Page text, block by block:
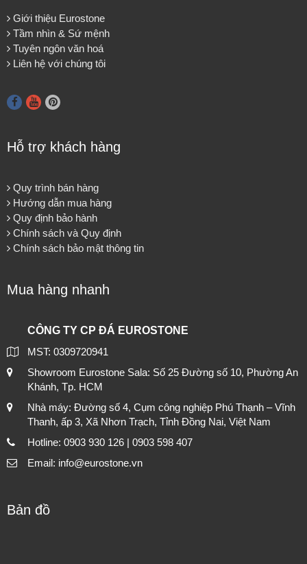
Giới thiệu Eurostone
Tầm nhìn & Sứ mệnh
Tuyên ngôn văn hoá
Liên hệ với chúng tôi
Hỗ trợ khách hàng
Quy trình bán hàng
Hướng dẫn mua hàng
Quy định bảo hành
Chính sách và Quy định
Chính sách bảo mật thông tin
Mua hàng nhanh
CÔNG TY CP ĐÁ EUROSTONE
MST: 0309720941
Showroom Eurostone Sala: Số 25 Đường số 10, Phường An
Khánh, Tp. HCM
Nhà máy: Đường số 4, Cụm công nghiệp Phú Thạnh – Vĩnh
Thanh, ấp 3, Xã Nhơn Trạch, Tỉnh Đồng Nai, Việt Nam
Hotline: 0903 930 126 | 0903 598 407
Email: info@eurostone.vn
Bản đồ